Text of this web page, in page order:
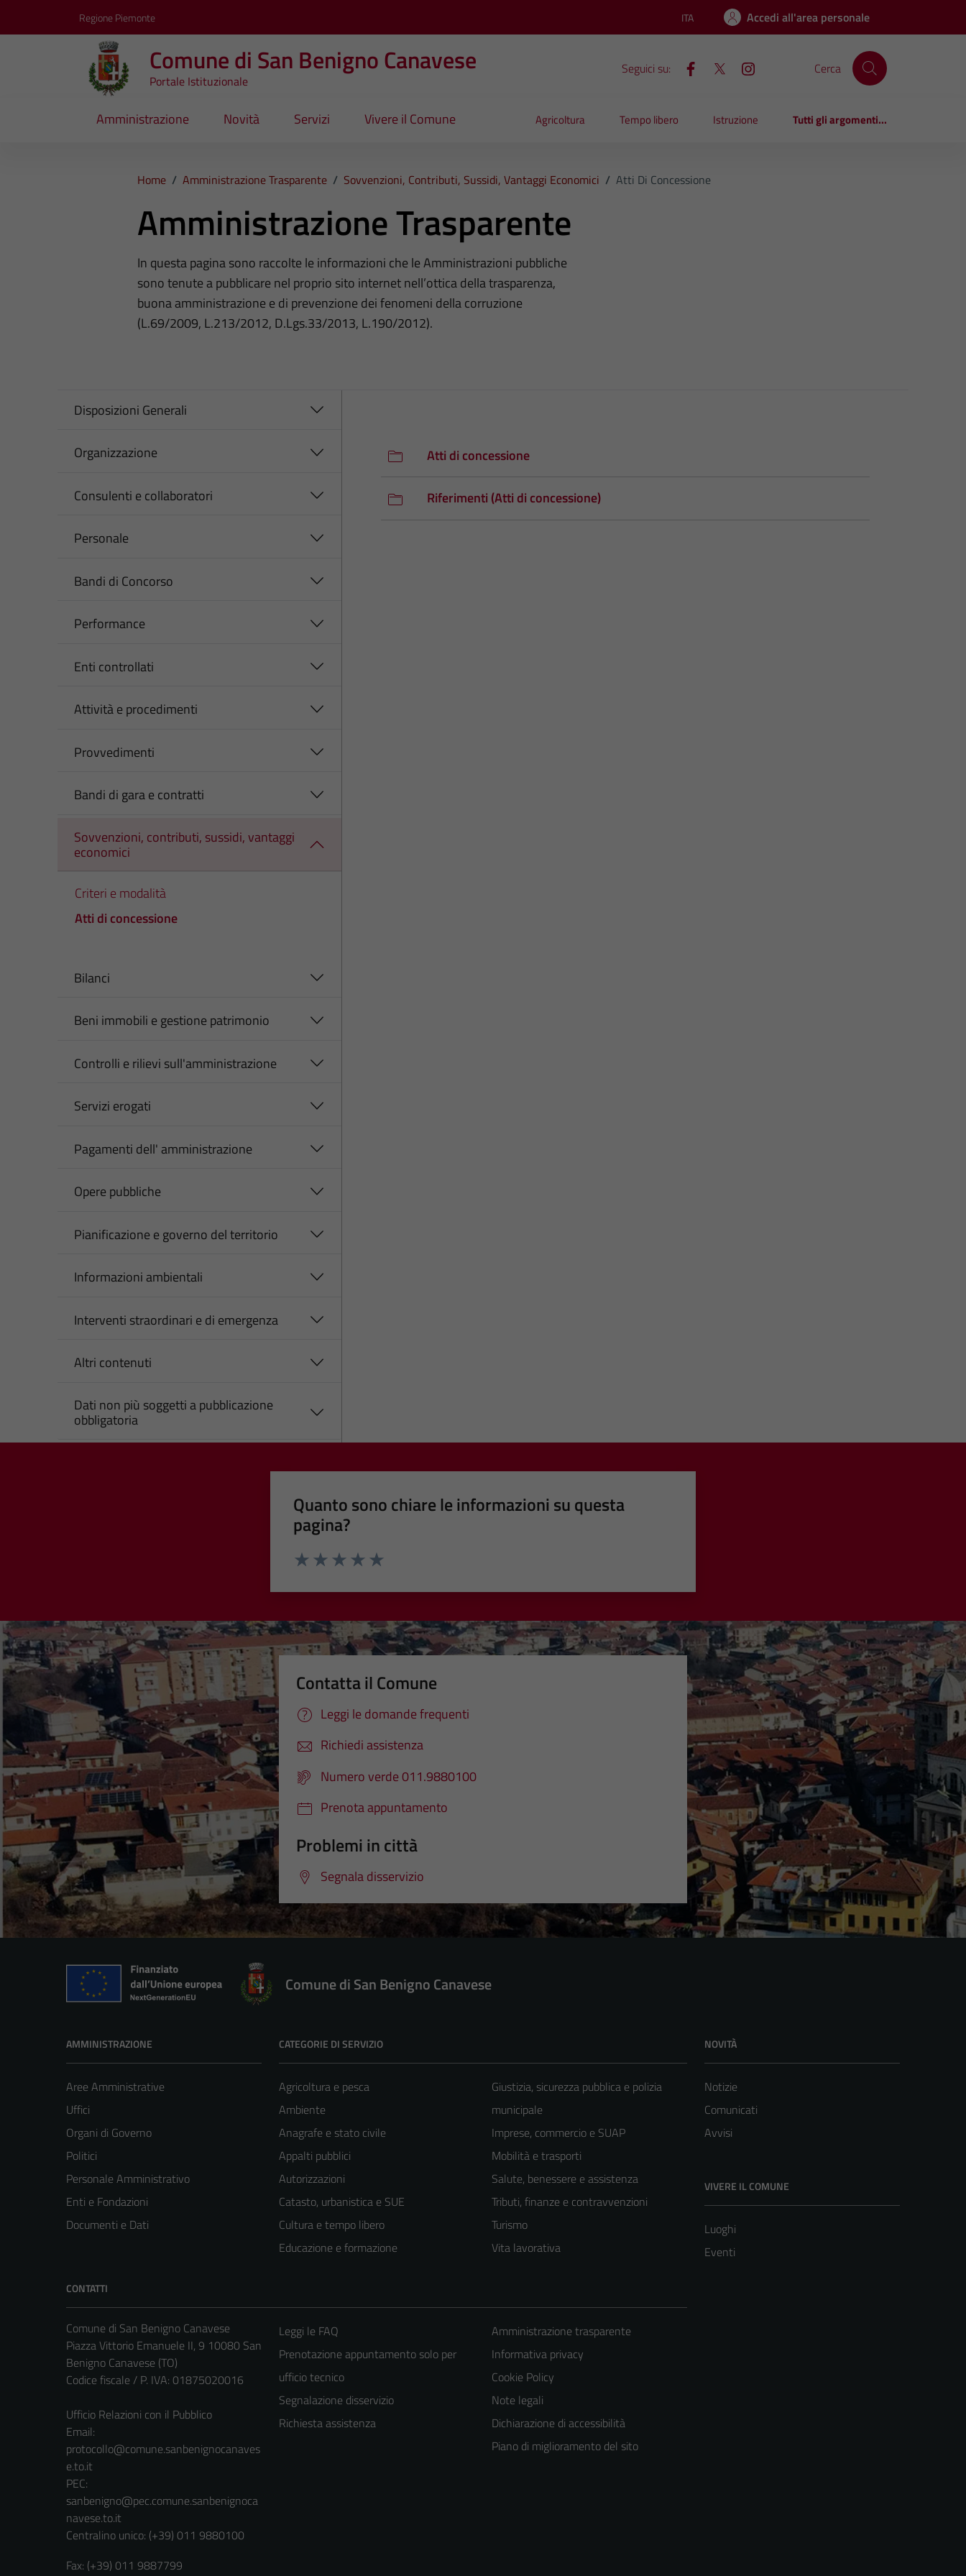
Regione Piemonte Lingua attiva:
ITA Accedi all'area personale
Comune di San Benigno Canavese
Portale Istituzionale
Seguici su: Cerca
Amministrazione Novità Servizi Vivere il Comune Agricoltura Tempo libero Istruzione Tutti gli argomenti...
Home / Amministrazione Trasparente / Sovvenzioni, Contributi, Sussidi, Vantaggi Economici / Atti Di Concessione
Amministrazione Trasparente
In questa pagina sono raccolte le informazioni che le Amministrazioni pubbliche
sono tenute a pubblicare nel proprio sito internet nell’ottica della trasparenza,
buona amministrazione e di prevenzione dei fenomeni della corruzione
(L.69/2009, L.213/2012, D.Lgs.33/2013, L.190/2012).
Disposizioni Generali
Organizzazione
Consulenti e collaboratori
Personale
Bandi di Concorso
Performance
Enti controllati
Attività e procedimenti
Provvedimenti
Bandi di gara e contratti
Sovvenzioni, contributi, sussidi, vantaggi
economici
Criteri e modalità
Atti di concessione
Bilanci
Beni immobili e gestione patrimonio
Controlli e rilievi sull'amministrazione
Servizi erogati
Pagamenti dell' amministrazione
Opere pubbliche
Pianificazione e governo del territorio
Informazioni ambientali
Interventi straordinari e di emergenza
Altri contenuti
Dati non più soggetti a pubblicazione
obbligatoria
Atti di concessione
Riferimenti (Atti di concessione)
Quanto sono chiare le informazioni su questa
pagina?
Contatta il Comune
Leggi le domande frequenti
Richiedi assistenza
Numero verde 011.9880100
Prenota appuntamento
Problemi in città
Segnala disservizio
Comune di San Benigno Canavese
AMMINISTRAZIONE
Aree Amministrative
Uffici
Organi di Governo
Politici
Personale Amministrativo
Enti e Fondazioni
Documenti e Dati
CATEGORIE DI SERVIZIO
Agricoltura e pesca
Ambiente
Anagrafe e stato civile
Appalti pubblici
Autorizzazioni
Catasto, urbanistica e SUE
Cultura e tempo libero
Educazione e formazione
Giustizia, sicurezza pubblica e polizia
municipale
Imprese, commercio e SUAP
Mobilità e trasporti
Salute, benessere e assistenza
Tributi, finanze e contravvenzioni
Turismo
Vita lavorativa
NOVITÀ
Notizie
Comunicati
Avvisi
VIVERE IL COMUNE
Luoghi
Eventi
CONTATTI
Comune di San Benigno Canavese
Piazza Vittorio Emanuele II, 9 10080 San
Benigno Canavese (TO)
Codice fiscale / P. IVA: 01875020016
Ufficio Relazioni con il Pubblico
Email:
protocollo@comune.sanbenignocanaves
e.to.it
PEC:
sanbenigno@pec.comune.sanbenignoca
navese.to.it
Centralino unico: (+39) 011 9880100
Fax: (+39) 011 9887799
Leggi le FAQ
Prenotazione appuntamento solo per
ufficio tecnico
Segnalazione disservizio
Richiesta assistenza
Amministrazione trasparente
Informativa privacy
Cookie Policy
Note legali
Dichiarazione di accessibilità
Piano di miglioramento del sito